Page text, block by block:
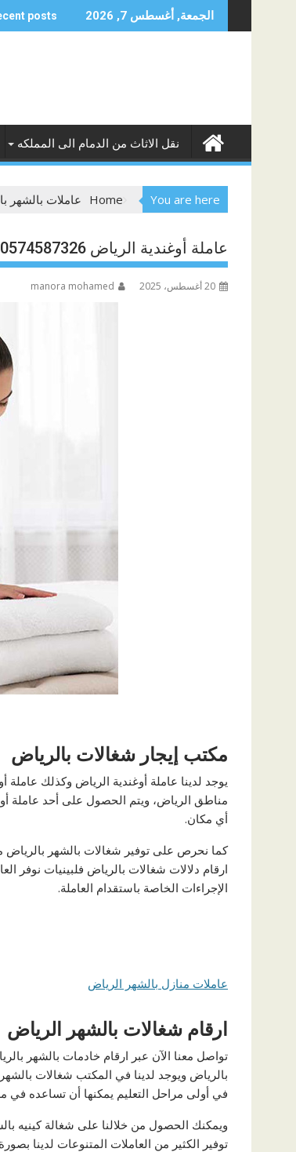
to
الجمعة, أغسطس 7, 2026 posts
نقل الاثاث من الدمام الى المملكه
You are here
Home عاملات بالشهر
عاملة أوغندية الرياض 0574587326
20 أغسطس، 2025 manora mohamed
مكتب إيجار شغالات بالرياض
يوجد لدينا عاملة أوغندية الرياض وكذلك
مناطق الرياض، ويتم الحصول على أحد عاملة
أي مكان.
كما نحرص على توفير شغالات بالشهر بالرياض
ارقام دلالات شغالات بالرياض فلبينيات
الإجراءات الخاصة باستقدام العاملة.
عاملات منازل بالشهر الرياض
ارقام شغالات بالشهر الرياض
تواصل معنا الآن عبر ارقام خادمات بالشهر
بالرياض ويوجد لدينا في المكتب شغالات
في أولى مراحل التعليم يمكنها أن تساعده في
ويمكنك الحصول من خلالنا على شغالة كينيه
توفير الكثير من العاملات المتنوعات لدينا